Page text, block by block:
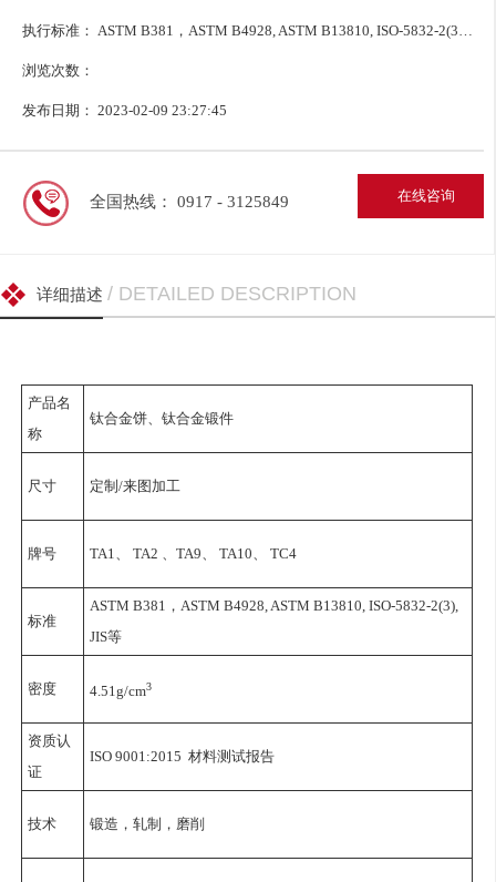
执行标准： ASTM B381，ASTM B4928, ASTM B13810, ISO-5832-2(3), JIS
浏览次数：
发布日期： 2023-02-09 23:27:45
在线咨询
全国热线： 0917 - 3125849
详细描述 / DETAILED DESCRIPTION
产品名
称
钛合金饼、钛合金锻件
尺寸 定制/来图加工
牌号 TA1、 TA2 、TA9、 TA10、 TC4
标准
ASTM B381，ASTM B4928, ASTM B13810, ISO-5832-2(3),
JIS等
密度 4.51g/cm3
资质认
证
ISO 9001:2015 材料测试报告
技术 锻造，轧制，磨削